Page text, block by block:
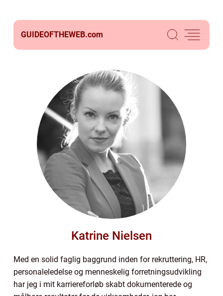
GUIDEOFTHEWEB.com
Katrine Nielsen
Med en solid faglig baggrund inden for rekruttering, HR,
personaleledelse og menneskelig forretningsudvikling
har jeg i mit karriereforløb skabt dokumenterede og